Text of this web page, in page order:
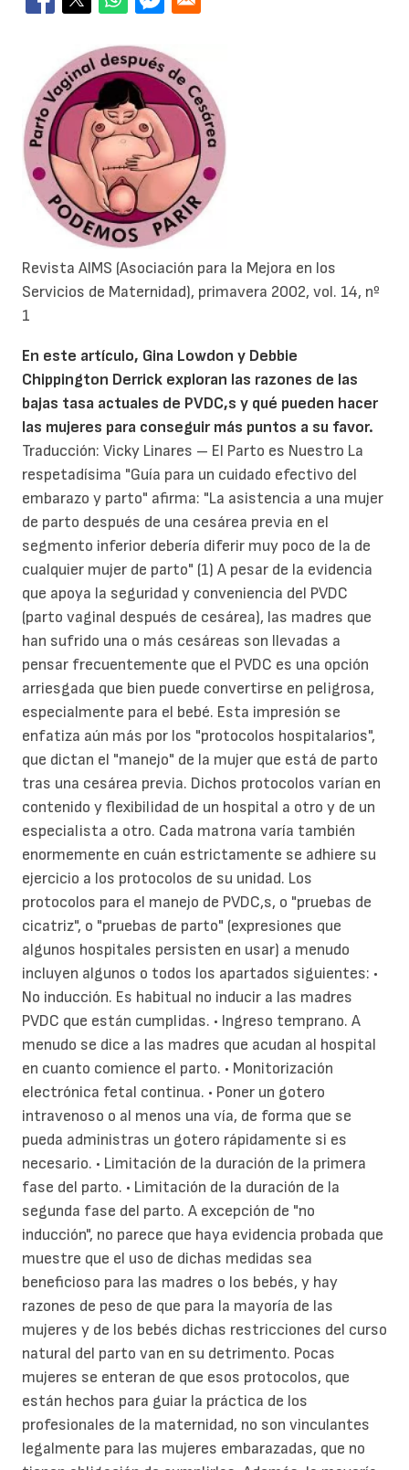
Revista AIMS (Asociación para la Mejora en los
Servicios de Maternidad), primavera 2002, vol. 14, nº
1
En este artículo, Gina Lowdon y Debbie
Chippington Derrick exploran las razones de las
bajas tasa actuales de PVDC,s y qué pueden hacer
las mujeres para conseguir más puntos a su favor.
Traducción: Vicky Linares – El Parto es Nuestro La
respetadísima "Guía para un cuidado efectivo del
embarazo y parto" afirma: "La asistencia a una mujer
de parto después de una cesárea previa en el
segmento inferior debería diferir muy poco de la de
cualquier mujer de parto" (1) A pesar de la evidencia
que apoya la seguridad y conveniencia del PVDC
(parto vaginal después de cesárea), las madres que
han sufrido una o más cesáreas son llevadas a
pensar frecuentemente que el PVDC es una opción
arriesgada que bien puede convertirse en peligrosa,
especialmente para el bebé. Esta impresión se
enfatiza aún más por los "protocolos hospitalarios",
que dictan el "manejo" de la mujer que está de parto
tras una cesárea previa. Dichos protocolos varían en
contenido y flexibilidad de un hospital a otro y de un
especialista a otro. Cada matrona varía también
enormemente en cuán estrictamente se adhiere su
ejercicio a los protocolos de su unidad. Los
protocolos para el manejo de PVDC,s, o "pruebas de
cicatriz", o "pruebas de parto" (expresiones que
algunos hospitales persisten en usar) a menudo
incluyen algunos o todos los apartados siguientes: •
No inducción. Es habitual no inducir a las madres
PVDC que están cumplidas. • Ingreso temprano. A
menudo se dice a las madres que acudan al hospital
en cuanto comience el parto. • Monitorización
electrónica fetal continua. • Poner un gotero
intravenoso o al menos una vía, de forma que se
pueda administras un gotero rápidamente si es
necesario. • Limitación de la duración de la primera
fase del parto. • Limitación de la duración de la
segunda fase del parto. A excepción de "no
inducción", no parece que haya evidencia probada que
muestre que el uso de dichas medidas sea
beneficioso para las madres o los bebés, y hay
razones de peso de que para la mayoría de las
mujeres y de los bebés dichas restricciones del curso
natural del parto van en su detrimento. Pocas
mujeres se enteran de que esos protocolos, que
están hechos para guiar la práctica de los
profesionales de la maternidad, no son vinculantes
legalmente para las mujeres embarazadas, que no